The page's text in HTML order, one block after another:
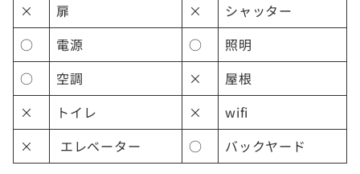
×
扉 ×
シャッター
○
電源 ○
照明
○
空調 ×
屋根
×
トイレ ×
wifi
×
エレベーター ○ バックヤード